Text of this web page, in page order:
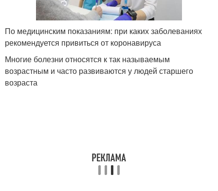
По медицинским показаниям: при каких заболеваниях
рекомендуется привиться от коронавируса
Многие болезни относятся к так называемым
возрастным и часто развиваются у людей старшего
возраста